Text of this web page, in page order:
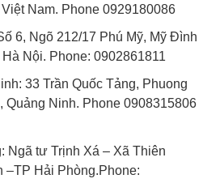
Nam. Phone 0929180086
6, Ngõ 212/17 Phú Mỹ, Mỹ Đình
Hà Nội. Phone: 0902861811
33 Trần Quốc Tảng, Phuong
Quảng Ninh. Phone 0908315806
Ngã tư Trịnh Xá – Xã Thiên
–TP Hải Phòng.Phone: